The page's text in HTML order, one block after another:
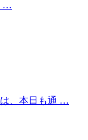
…
は、本日も通 …